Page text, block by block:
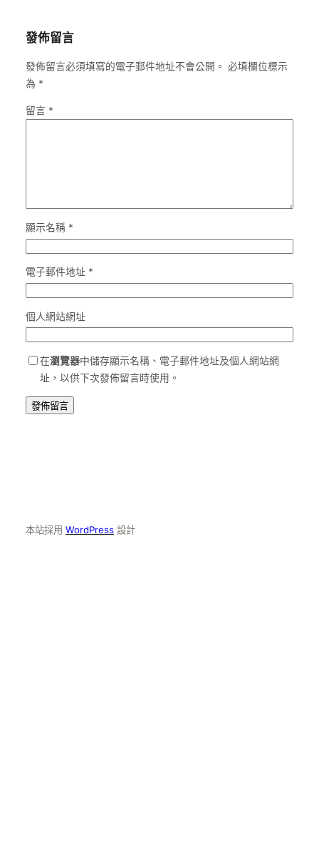
發佈留言
發佈留言必須填寫的電子郵件地址不會公開。 必填欄位標示
為 *
留言 *
顯示名稱 *
電子郵件地址 *
個人網站網址
在瀏覽器中儲存顯示名稱、電子郵件地址及個人網站網
址，以供下次發佈留言時使用。
本站採用 WordPress 設計